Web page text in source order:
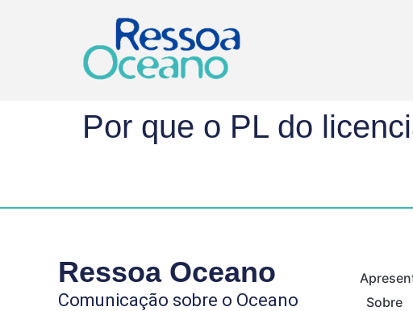
Por que o PL do
Ressoa Oceano
Comunicação sobre o Oceano
Sobre